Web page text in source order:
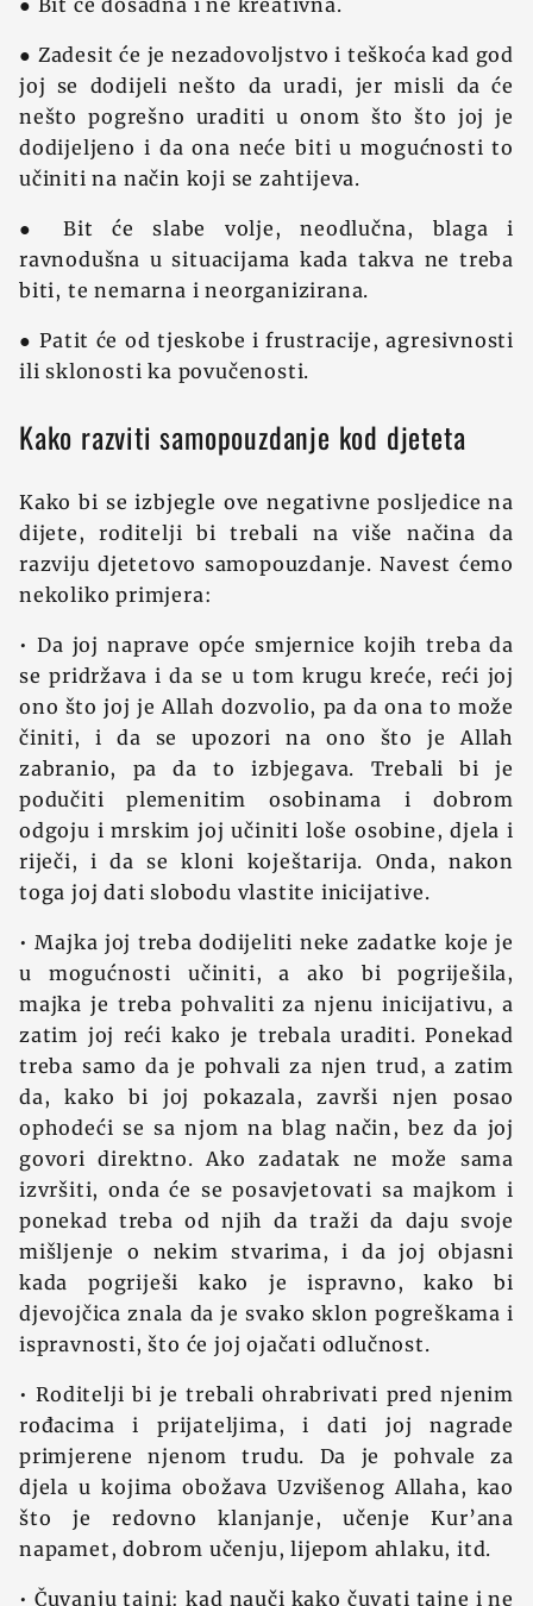
● Bit će dosadna i ne kreativna.
● Zadesit će je nezadovoljstvo i teškoća kad god
joj se dodijeli nešto da uradi, jer misli da će
nešto pogrešno uraditi u onom što što joj je
dodijeljeno i da ona neće biti u mogućnosti to
učiniti na način koji se zahtijeva.
● Bit će slabe volje, neodlučna, blaga i
ravnodušna u situacijama kada takva ne treba
biti, te nemarna i neorganizirana.
● Patit će od tjeskobe i frustracije, agresivnosti
ili sklonosti ka povučenosti.
Kako razviti samopouzdanje kod djeteta
Kako bi se izbjegle ove negativne posljedice na
dijete, roditelji bi trebali na više načina da
razviju djetetovo samopouzdanje. Navest ćemo
nekoliko primjera:
• Da joj naprave opće smjernice kojih treba da
se pridržava i da se u tom krugu kreće, reći joj
ono što joj je Allah dozvolio, pa da ona to može
činiti, i da se upozori na ono što je Allah
zabranio, pa da to izbjegava. Trebali bi je
podučiti plemenitim osobinama i dobrom
odgoju i mrskim joj učiniti loše osobine, djela i
riječi, i da se kloni koještarija. Onda, nakon
toga joj dati slobodu vlastite inicijative.
• Majka joj treba dodijeliti neke zadatke koje je
u mogućnosti učiniti, a ako bi pogriješila,
majka je treba pohvaliti za njenu inicijativu, a
zatim joj reći kako je trebala uraditi. Ponekad
treba samo da je pohvali za njen trud, a zatim
da, kako bi joj pokazala, završi njen posao
ophodeći se sa njom na blag način, bez da joj
govori direktno. Ako zadatak ne može sama
izvršiti, onda će se posavjetovati sa majkom i
ponekad treba od njih da traži da daju svoje
mišljenje o nekim stvarima, i da joj objasni
kada pogriješi kako je ispravno, kako bi
djevojčica znala da je svako sklon pogreškama i
ispravnosti, što će joj ojačati odlučnost.
• Roditelji bi je trebali ohrabrivati pred njenim
rođacima i prijateljima, i dati joj nagrade
primjerene njenom trudu. Da je pohvale za
djela u kojima obožava Uzvišenog Allaha, kao
što je redovno klanjanje, učenje Kur’ana
napamet, dobrom učenju, lijepom ahlaku, itd.
• Čuvanju tajni: kad nauči kako čuvati tajne i ne